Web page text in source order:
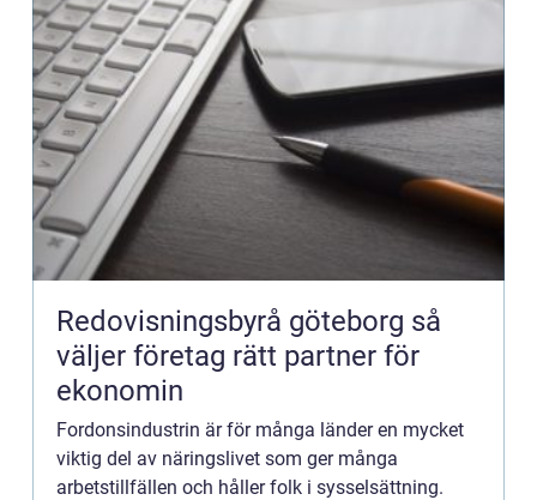
Redovisningsbyrå göteborg så
väljer företag rätt partner för
ekonomin
Fordonsindustrin är för många länder en mycket
viktig del av näringslivet som ger många
arbetstillfällen och håller folk i sysselsättning.